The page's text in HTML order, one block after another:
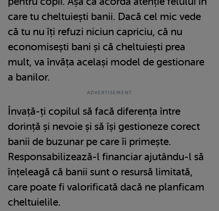
care tu cheltuiești banii. Dacă cel mic vede
că tu nu îți refuzi niciun capriciu, că nu
economisești bani și că cheltuiești prea
mult, va învăța același model de gestionare
a banilor.
Învață-ți copilul să facă diferența între
dorință și nevoie și să își gestioneze corect
banii de buzunar pe care îi primește.
Responsabilizează-l financiar ajutându-l să
înțeleagă că banii sunt o resursă limitată,
care poate fi valorificată dacă ne planficam
cheltuielile.